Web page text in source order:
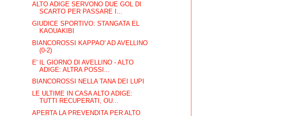
ALTO ADIGE SERVONO DUE GOL DI
SCARTO PER PASSARE I...
GIUDICE SPORTIVO: STANGATA EL
KAOUAKIBI
BIANCOROSSI KAPPAO' AD AVELLINO
(0-2)
E' IL GIORNO DI AVELLINO - ALTO
ADIGE: ALTRA POSSI...
BIANCOROSSI NELLA TANA DEI LUPI
LE ULTIME IN CASA ALTO ADIGE:
TUTTI RECUPERATI, OU...
APERTA LA PREVENDITA PER ALTO